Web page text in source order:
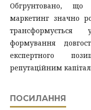
Обгрунтовано, що
маркетинг значно
трансформується
формування
експертного
репутаційним
ПОСИЛАННЯ